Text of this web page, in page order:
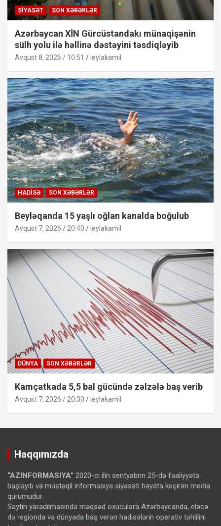
SIYASƏT SON XƏBƏRLƏR
Azərbaycan XİN Gürcüstandakı münaqişənin
sülh yolu ilə həllinə dəstəyini təsdiqləyib
Avqust 8, 2026 / 10:51 leylakamil
HADISƏ SON XƏBƏRLƏR
Beyləqanda 15 yaşlı oğlan kanalda boğulub
Avqust 7, 2026 / 20:40 leylakamil
DÜNYA SON XƏBƏRLƏR
Kamçatkada 5,5 bal gücündə zəlzələ baş verib
Avqust 7, 2026 / 20:30 leylakamil
Haqqımızda
“AZINFORMASIYA” 2020-cı ilin sentyabrın 25-də fəaliyyətə
başlayıb və müstəqil informasiya siyasəti həyata keçirən media
qurumudur.
Saytın yaradılmasında məqsəd oxuculara Azərbaycanda, eləcə
də regionda və dünyada baş verən hadisələrin operativ təhlilini